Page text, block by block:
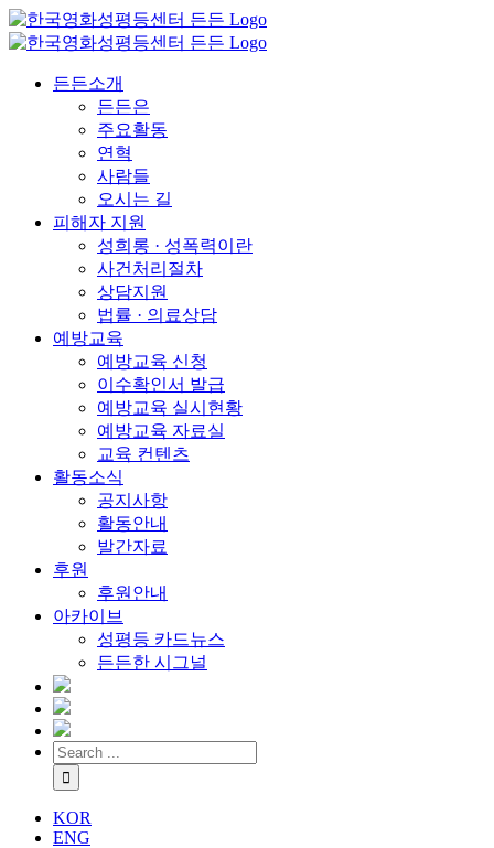
든든소개
든든은
주요활동
연혁
사람들
오시는 길
피해자 지원
성희롱 · 성폭력이란
사건처리절차
상담지원
법률 · 의료상담
예방교육
예방교육 신청
이수확인서 발급
예방교육 실시현황
예방교육 자료실
교육 컨텐츠
활동소식
공지사항
활동안내
발간자료
후원
후원안내
아카이브
성평등 카드뉴스
든든한 시그널
KOR
ENG